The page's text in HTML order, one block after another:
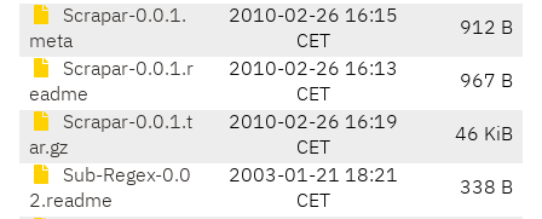
Scrapar-0.0.1.
meta
2010-02-26 16:15
CET
912 B
Scrapar-0.0.1.r
eadme
2010-02-26 16:13
CET
967 B
Scrapar-0.0.1.t
ar.gz
2010-02-26 16:19
CET
46 KiB
Sub-Regex-0.0
2.readme
2003-01-21 18:21
CET
338 B